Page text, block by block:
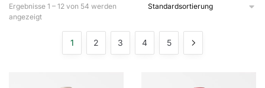
Ergebnisse 1 – 12 von 54 werden
angezeigt
1 2 3 4 5